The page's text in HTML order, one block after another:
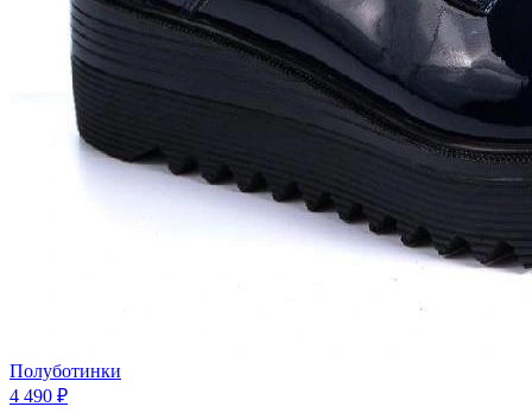
Полуботинки
4 490 ₽